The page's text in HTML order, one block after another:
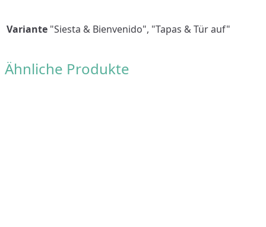
Variante "Siesta & Bienvenido", "Tapas & Tür auf"
Ähnliche Produkte